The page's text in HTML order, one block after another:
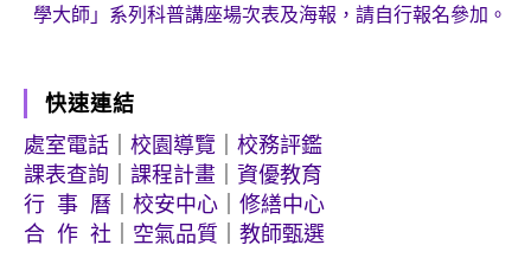
學大師」系列科普講座場次表及海報，請自行報名參加。
快速連結
處室電話
校園導覽
校務評鑑
課表查詢
課程計畫
資優教育
行 事 曆
校安中心
修繕中心
合 作 社
空氣品質 教師甄選